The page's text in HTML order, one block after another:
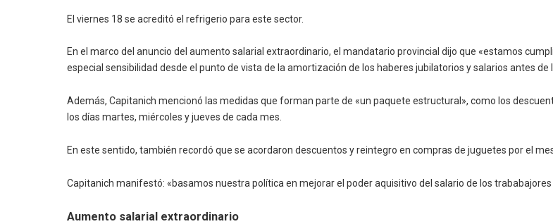
El viernes 18 se acreditó el refrigerio para este sector.
En el marco del anuncio del aumento salarial extraordinario, el mandatario provincial dijo que «estamos
especial sensibilidad desde el punto de vista de la amortización de los haberes jubilatorios y salarios antes de
Además, Capitanich mencionó las medidas que forman parte de «un paquete estructural», como los
los días martes, miércoles y jueves de cada mes.
En este sentido, también recordó que se acordaron descuentos y reintegro en compras de juguetes por el
Capitanich manifestó: «basamos nuestra política en mejorar el poder aquisitivo del salario de los
Aumento salarial extraordinario